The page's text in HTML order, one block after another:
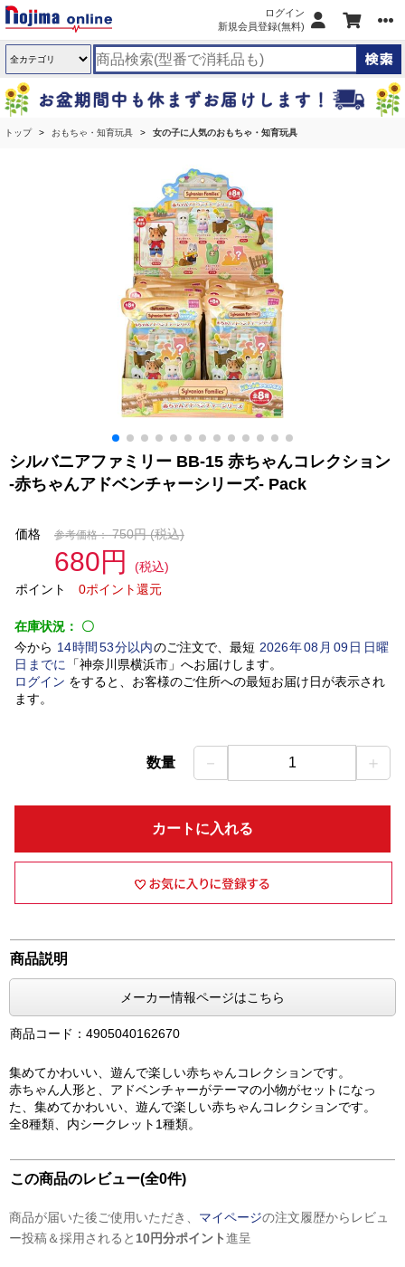
ログイン
新規会員登録(無料)
トップ おもちゃ・知育玩具 女の子に人気のおもちゃ・知育玩具
シルバニアファミリー BB-15 赤ちゃんコレクション
-赤ちゃんアドベンチャーシリーズ- Pack
価格 参考価格： 750円(税込)
680円
(税込)
ポイント
0ポイント還元
在庫状況： 〇
今から 14時間 53分以内のご注文で、最短 2026年08 月 09日日曜
日 までに 「神奈川県横浜市」 へお届けします。
ログイン をすると、お客様のご住所への最短お届け日が表示され
ます。
数量 － 1 ＋
カートに入れる
商品説明
メーカー情報ページはこちら
商品コード：4905040162670
集めてかわいい、遊んで楽しい赤ちゃんコレクションです。
赤ちゃん人形と、アドベンチャーがテーマの小物がセットになっ
た、集めてかわいい、遊んで楽しい赤ちゃんコレクションです。
全8種類、内シークレット1種類。
この商品のレビュー(全0件)
商品が届いた後ご使用いただき、 マイページの注文履歴からレビュ
ー投稿＆採用されると 10円分ポイント進呈